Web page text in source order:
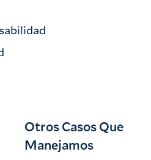
Otros Casos Que
Manejamos